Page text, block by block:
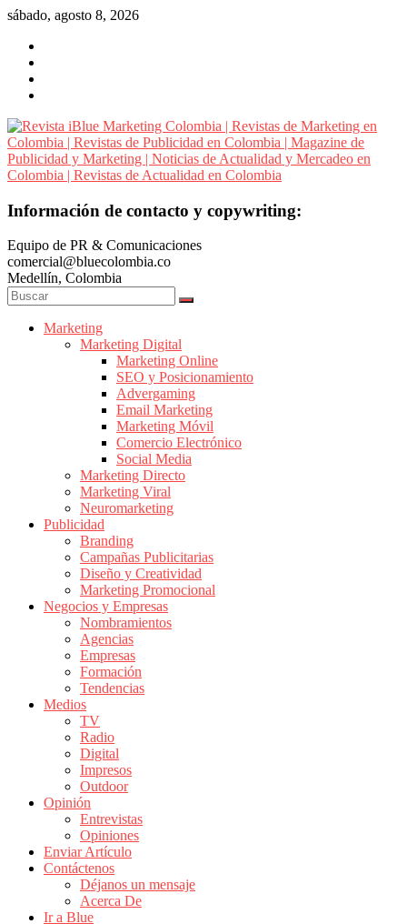
Saltar
contenido
sábado, agosto 8, 2026
Revista
Marketing
Colombia
|
Revistas
Marketing
Publicidad
Colombia
Magazine
Publicidad
Marketing
Noticias
Actualidad
Mercadeo
Colombia
Revistas
Actualidad
Colombia
Información de contacto y copywriting:
Equipo de PR & Comunicaciones
comercial@bluecolombia.co
Medellín, Colombia
Marketing
Marketing Digital
Marketing Online
SEO y Posicionamiento
Advergaming
Email Marketing
Marketing Móvil
Comercio Electrónico
Social Media
Marketing Directo
Marketing Viral
Neuromarketing
Publicidad
Branding
Campañas Publicitarias
Diseño y Creatividad
Marketing Promocional
Negocios y Empresas
Nombramientos
Agencias
Empresas
Formación
Tendencias
Medios
TV
Radio
Digital
Impresos
Outdoor
Opinión
Entrevistas
Opiniones
Enviar Artículo
Contáctenos
Déjanos un mensaje
Acerca De
Ir a Blue